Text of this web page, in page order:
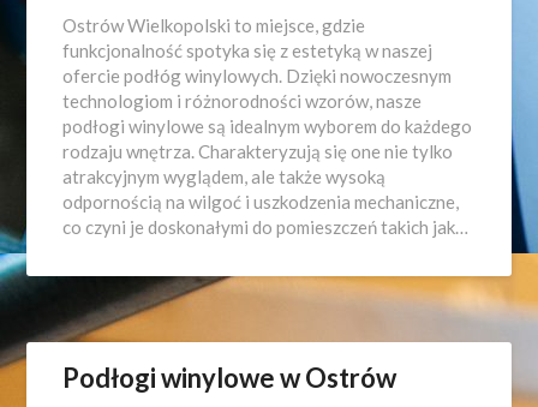
Ostrów Wielkopolski to miejsce, gdzie
funkcjonalność spotyka się z estetyką w naszej
ofercie podłóg winylowych. Dzięki nowoczesnym
technologiom i różnorodności wzorów, nasze
podłogi winylowe są idealnym wyborem do każdego
rodzaju wnętrza. Charakteryzują się one nie tylko
atrakcyjnym wyglądem, ale także wysoką
odpornością na wilgoć i uszkodzenia mechaniczne,
co czyni je doskonałymi do pomieszczeń takich jak…
Podłogi winylowe w Ostrów